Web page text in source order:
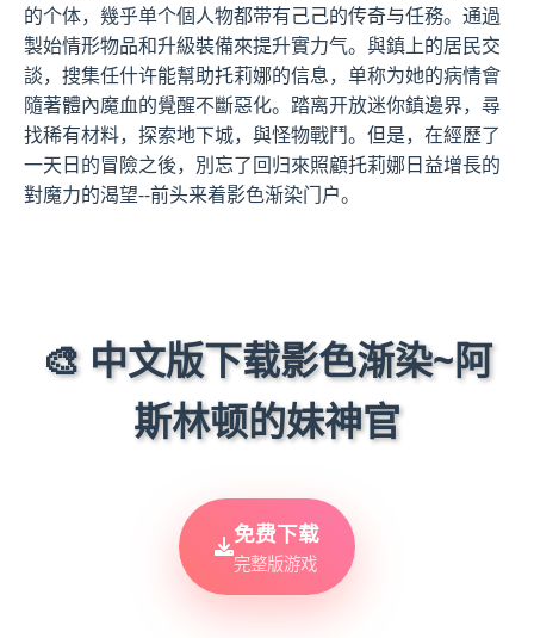
的个体，幾乎单个個人物都带有己己的传奇与任務。通過
製始情形物品和升級裝備來提升實力气。與鎮上的居民交
談，搜集任什许能幫助托莉娜的信息，单称为她的病情會
隨著體內魔血的覺醒不斷惡化。踏离开放迷你鎮邊界，尋
找稀有材料，探索地下城，與怪物戰鬥。但是，在經歷了
一天日的冒險之後，別忘了回归來照顧托莉娜日益增長的
對魔力的渴望--前头来着影色渐染门户。
🎨 中文版下载影色渐染~阿
斯林顿的妹神官
免费下载
完整版游戏